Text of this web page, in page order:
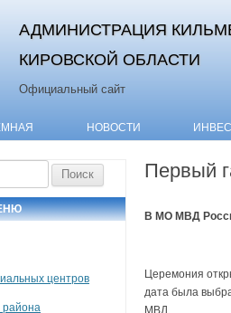
АДМИНИСТРАЦИЯ
КИРОВСКОЙ ОБЛАСТИ
Официальный сайт
НОВОСТИ
центров
района
Первый
В МО МВД
Церемония
дата была